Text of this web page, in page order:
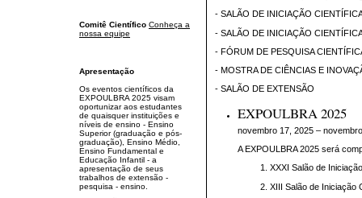
Comitê Científico Conheça a
nossa equipe
Apresentação
Os eventos científicos da
EXPOULBRA 2025 visam
oportunizar aos estudantes
de quaisquer instituições e
níveis de ensino - Ensino
Superior (graduação e pós-
graduação), Ensino Médio,
Ensino Fundamental e
Educação Infantil - a
apresentação de seus
trabalhos de extensão -
pesquisa - ensino.
- SALÃO DE INICIAÇÃO
- SALÃO DE INICIAÇÃO
- FÓRUM DE PESQUISA
- MOSTRA DE CIÊNCIAS E
- SALÃO DE EXTENSÃO
EXPOULBRA 2025
novembro 17, 2025 –
A EXPOULBRA 2025 será
XXXI Salão de
XIII Salão de Iniciação